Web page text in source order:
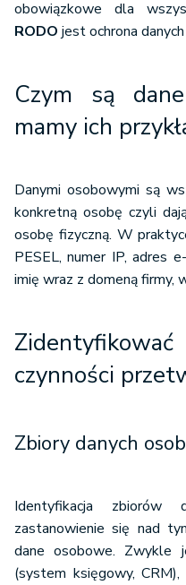
Zapewnienie
Procedura naruszenia
Kary za naruszenia w
obowiązkowe dla
RODO jest ochrona
Czym są
mamy ich
Danymi osobowymi są
konkretną osobę czyli
osobę fizyczną. W
PESEL, numer IP, adres
imię wraz z domeną firmy,
czynności
Zbiory danych
Identyfikacja
zastanowienie się nad
dane osobowe. Zwykle
(system księgowy,